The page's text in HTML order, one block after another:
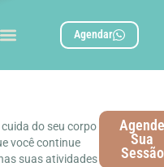
Agendar
do seu corpo
você continue
suas atividades
Sua
Sessão